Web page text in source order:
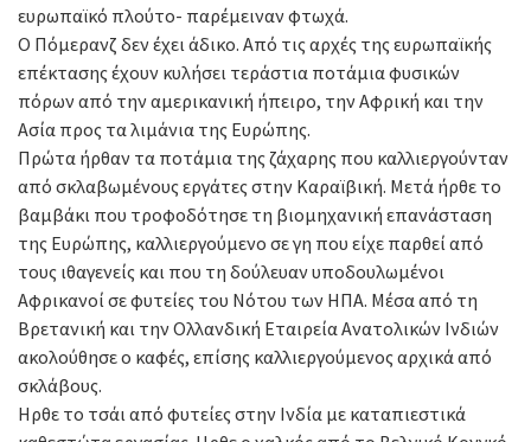
ευρωπαϊκό πλούτο- παρέμειναν φτωχά.
Ο Πόμερανζ δεν έχει άδικο. Από τις αρχές της ευρωπαϊκής
επέκτασης έχουν κυλήσει τεράστια ποτάμια φυσικών
πόρων από την αμερικανική ήπειρο, την Αφρική και την
Ασία προς τα λιμάνια της Ευρώπης.
Πρώτα ήρθαν τα ποτάμια της ζάχαρης που καλλιεργούνταν
από σκλαβωμένους εργάτες στην Καραϊβική. Μετά ήρθε το
βαμβάκι που τροφοδότησε τη βιομηχανική επανάσταση
της Ευρώπης, καλλιεργούμενο σε γη που είχε παρθεί από
τους ιθαγενείς και που τη δούλευαν υποδουλωμένοι
Αφρικανοί σε φυτείες του Νότου των ΗΠΑ. Μέσα από τη
Βρετανική και την Ολλανδική Εταιρεία Ανατολικών Ινδιών
ακολούθησε ο καφές, επίσης καλλιεργούμενος αρχικά από
σκλάβους.
Ηρθε το τσάι από φυτείες στην Ινδία με καταπιεστικά